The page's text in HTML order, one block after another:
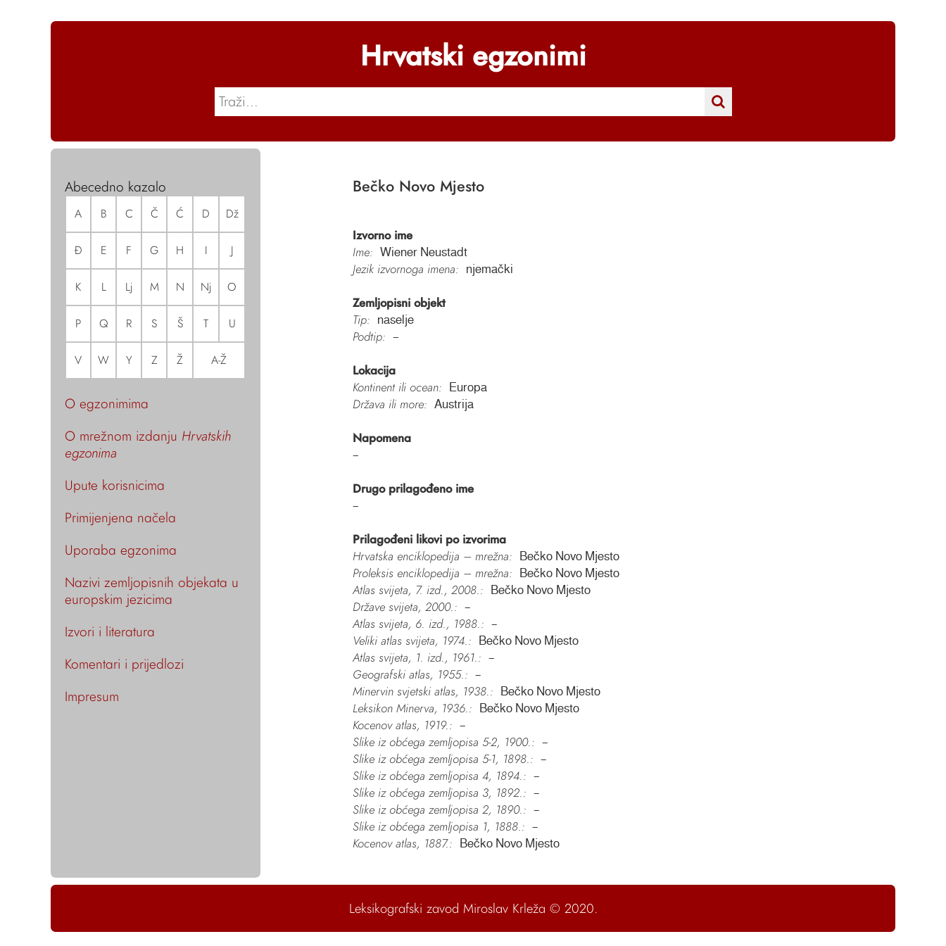
Hrvatski egzonimi
Abecedno kazalo
A B C Č Ć D Dž
Đ E F G H I J
K L Lj M N Nj O
P Q R S Š T U
V W Y Z Ž A-Ž
O egzonimima
O mrežnom izdanju Hrvatskih
egzonima
Upute korisnicima
Primijenjena načela
Uporaba egzonima
Nazivi zemljopisnih objekata u
europskim jezicima
Izvori i literatura
Komentari i prijedlozi
Impresum
Bečko Novo Mjesto
Izvorno ime
Ime:
Wiener Neustadt
Jezik izvornoga imena: njemački
Zemljopisni objekt
Tip:
naselje
Podtip: –
Lokacija
Kontinent ili ocean:
Europa
Država ili more: Austrija
Napomena
–
Drugo prilagođeno ime
–
Prilagođeni likovi po izvorima
Hrvatska enciklopedija – mrežna:
Bečko Novo Mjesto
Proleksis enciklopedija – mrežna: Bečko Novo Mjesto
Atlas svijeta, 7. izd., 2008.: Bečko Novo Mjesto
Države svijeta, 2000.: –
Atlas svijeta, 6. izd., 1988.: –
Veliki atlas svijeta, 1974.: Bečko Novo Mjesto
Atlas svijeta, 1. izd., 1961.: –
Geografski atlas, 1955.: –
Minervin svjetski atlas, 1938.: Bečko Novo Mjesto
Leksikon Minerva, 1936.: Bečko Novo Mjesto
Kocenov atlas, 1919.: –
Slike iz obćega zemljopisa 5-2, 1900.: –
Slike iz obćega zemljopisa 5-1, 1898.: –
Slike iz obćega zemljopisa 4, 1894.: –
Slike iz obćega zemljopisa 3, 1892.: –
Slike iz obćega zemljopisa 2, 1890.: –
Slike iz obćega zemljopisa 1, 1888.: –
Kocenov atlas, 1887.: Bečko Novo Mjesto
Leksikografski zavod Miroslav Krleža © 2020.